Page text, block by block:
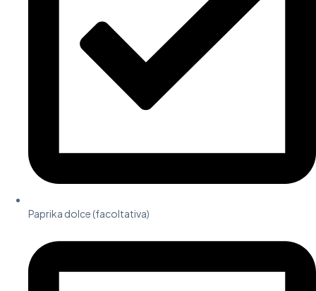
Paprika dolce (facoltativa)